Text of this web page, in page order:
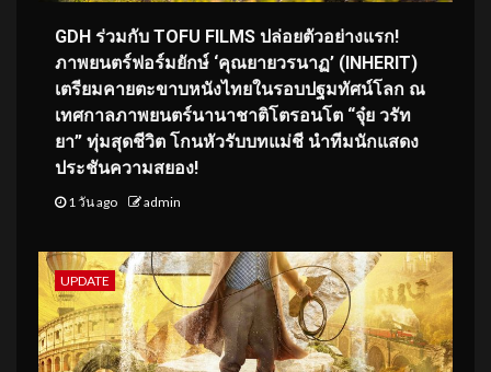
GDH ร่วมกับ TOFU FILMS ปล่อยตัวอย่างแรก!
ภาพยนตร์ฟอร์มยักษ์ ‘คุณยายวรนาฏ’ (INHERIT)
เตรียมคายตะขาบหนังไทยในรอบปฐมทัศน์โลก ณ
เทศกาลภาพยนตร์นานาชาติโตรอนโต “จุ๋ย วรัท
ยา” ทุ่มสุดชีวิต โกนหัวรับบทแม่ชี นำทีมนักแสดง
ประชันความสยอง!
1 วัน ago admin
UPDATE